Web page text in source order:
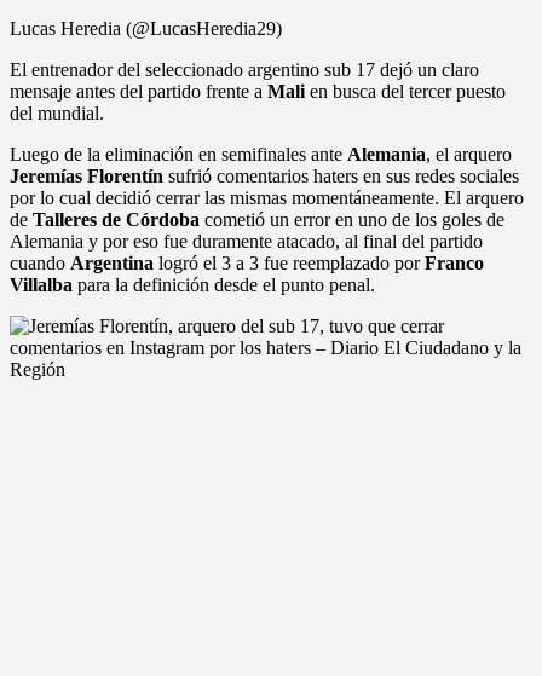
Lucas Heredia (@LucasHeredia29)
El entrenador del seleccionado argentino sub 17 dejó un claro
mensaje antes del partido frente a Mali en busca del tercer puesto
del mundial.
Luego de la eliminación en semifinales ante Alemania, el arquero
Jeremías Florentín sufrió comentarios haters en sus redes sociales
por lo cual decidió cerrar las mismas momentáneamente. El arquero
de Talleres de Córdoba cometió un error en uno de los goles de
Alemania y por eso fue duramente atacado, al final del partido
cuando Argentina logró el 3 a 3 fue reemplazado porFranco
Villalba para la definición desde el punto penal.